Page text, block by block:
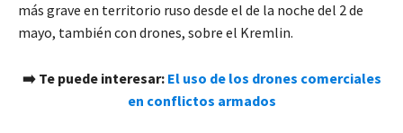
más grave en territorio ruso desde el de la noche del 2 de
mayo, también con drones, sobre el Kremlin.
➡️ Te puede interesar: El uso de los drones comerciales
en conflictos armados